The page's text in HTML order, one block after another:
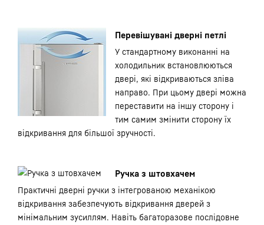
Перевішувані дверні петлі
У стандартному виконанні на
холодильник встановлюються
двері, які відкриваються зліва
направо. При цьому двері можна
переставити на іншу сторону і
тим самим змінити сторону їх
відкривання для більшої зручності.
Ручка з штовхачем
Практичні дверні ручки з інтегрованою механікою
відкривання забезпечують відкривання дверей з
мінімальним зусиллям. Навіть багаторазове послідовне